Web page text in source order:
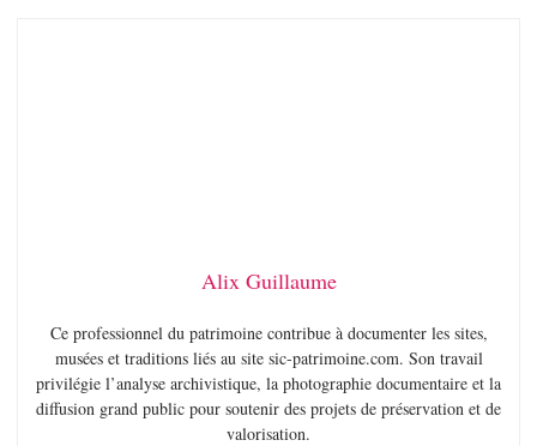
Alix Guillaume
Ce professionnel du patrimoine contribue à documenter les sites,
musées et traditions liés au site sic-patrimoine.com. Son travail
privilégie l’analyse archivistique, la photographie documentaire et la
diffusion grand public pour soutenir des projets de préservation et de
valorisation.